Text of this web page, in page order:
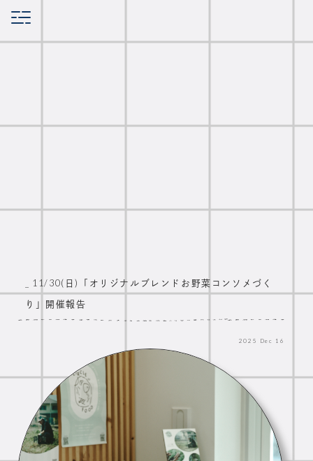
_ 11/30(日)「オリジナルブレンドお野菜コンソメづく
り」開催報告
2025 Dec 16